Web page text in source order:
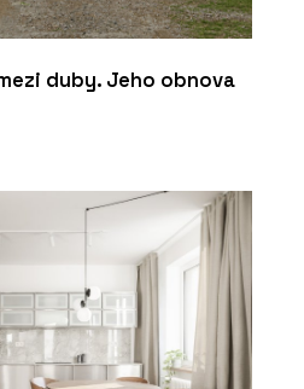
duby. Jeho obnova